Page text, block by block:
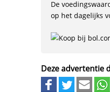
De
op het dagelijks
Deze advertentie